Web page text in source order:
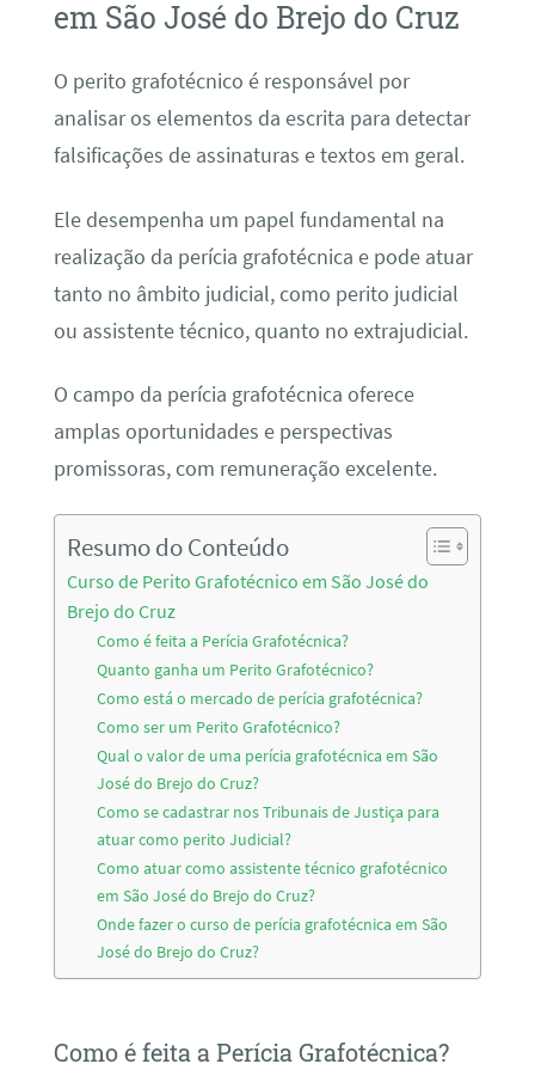
em São José do Brejo do Cruz
O perito grafotécnico é responsável por
analisar os elementos da escrita para detectar
falsificações de assinaturas e textos em geral.
Ele desempenha um papel fundamental na
realização da perícia grafotécnica e pode atuar
tanto no âmbito judicial, como perito judicial
ou assistente técnico, quanto no extrajudicial.
O campo da perícia grafotécnica oferece
amplas oportunidades e perspectivas
promissoras, com remuneração excelente.
Resumo do Conteúdo
Curso de Perito Grafotécnico em São José do
Brejo do Cruz
Como é feita a Perícia Grafotécnica?
Quanto ganha um Perito Grafotécnico?
Como está o mercado de perícia grafotécnica?
Como ser um Perito Grafotécnico?
Qual o valor de uma perícia grafotécnica em São
José do Brejo do Cruz?
Como se cadastrar nos Tribunais de Justiça para
atuar como perito Judicial?
Como atuar como assistente técnico grafotécnico
em São José do Brejo do Cruz?
Onde fazer o curso de perícia grafotécnica em São
José do Brejo do Cruz?
Como é feita a Perícia Grafotécnica?